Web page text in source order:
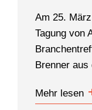
Am 25.
Tagung von
Brenner aus
Mehr lesen